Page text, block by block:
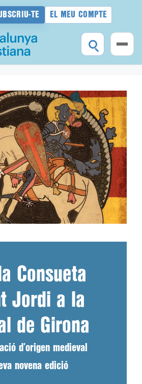
TE EL MEU COMPTE
Consueta
Jordi a la
de Girona
d’origen medieval
novena edició